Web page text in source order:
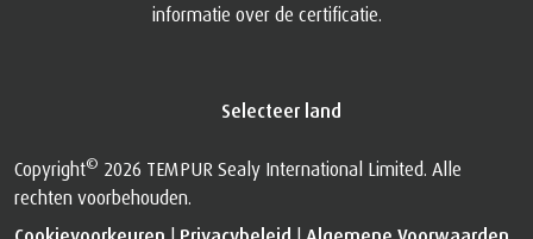
informatie over de certificatie.
Selecteer land
Copyright© 2026 TEMPUR Sealy International Limited. Alle
rechten voorbehouden.